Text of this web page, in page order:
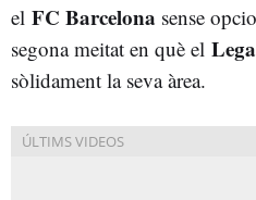
el FC Barcelona sense
segona meitat en què el
sòlidament la seva àrea.